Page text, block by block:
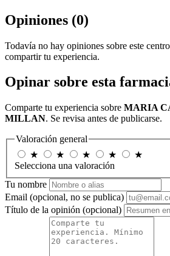
Opiniones (0)
Todavía no hay opiniones sobre este
compartir tu experiencia.
Opinar sobre esta
Comparte tu experiencia sobre MARIA
MILLAN. Se revisa antes de publicarse.
Valoración general
★
★ ★ ★
★
Selecciona una valoración
Tu nombre
Email (opcional, no se publica)
Título de la opinión (opcional)